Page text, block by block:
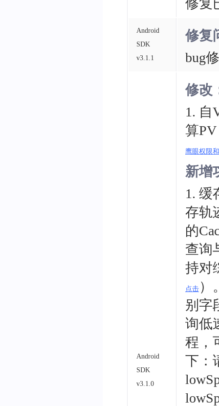
Android
SDK
v3.1.1
修复
bug
Android
SDK
v3.1.0
修改
1. 自
算
鹰眼权限
新增
1. 缓
存轨
的
查询
持对
点击 ）
别字
询低
程，
下：